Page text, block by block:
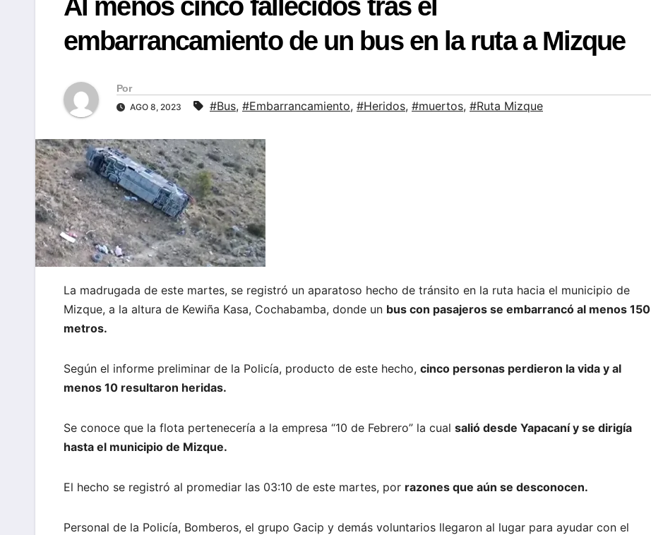
Al menos cinco fallecidos tras el
embarrancamiento de un bus en la ruta a Mizque
Por
AGO 8, 2023 #Bus, #Embarrancamiento, #Heridos, #muertos, #Ruta Mizque
La madrugada de este martes, se registró un aparatoso hecho de tránsito en la ruta hacia el municipio de
Mizque, a la altura de Kewiña Kasa, Cochabamba, donde un bus con pasajeros se embarrancó al menos 150
metros.
Según el informe preliminar de la Policía, producto de este hecho, cinco personas perdieron la vida y al
menos 10 resultaron heridas.
Se conoce que la flota pertenecería a la empresa “10 de Febrero” la cual salió desde Yapacaní y se dirigía
hasta el municipio de Mizque.
El hecho se registró al promediar las 03:10 de este martes, por razones que aún se desconocen.
Personal de la Policía, Bomberos, el grupo Gacip y demás voluntarios llegaron al lugar para ayudar con el